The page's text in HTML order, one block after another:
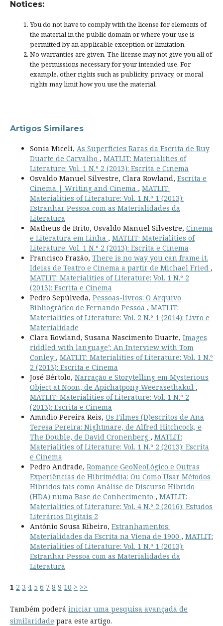
Notices:
You do not have to comply with the license for elements of
the material in the public domain or where your use is
permitted by an applicable exception or limitation.
No warranties are given. The license may not give you all of
the permissions necessary for your intended use. For
example, other rights such as publicity, privacy, or moral
rights may limit how you use the material.
Artigos Similares
Sonia Miceli, As Superfícies Raras da Escrita de Ruy
Duarte de Carvalho , MATLIT: Materialities of
Literature: Vol. 1 N.º 2 (2013): Escrita e Cinema
Osvaldo Manuel Silvestre, Clara Rowland, Escrita e
Cinema | Writing and Cinema , MATLIT:
Materialities of Literature: Vol. 1 N.º 1 (2013):
Estranhar Pessoa com as Materialidades da
Literatura
Matheus de Brito, Osvaldo Manuel Silvestre, Cinema
e Literatura em Linha , MATLIT: Materialities of
Literature: Vol. 1 N.º 2 (2013): Escrita e Cinema
Francisco Frazão, There is no way you can frame it.
Ideias de Teatro e Cinema a partir de Michael Fried ,
MATLIT: Materialities of Literature: Vol. 1 N.º 2
(2013): Escrita e Cinema
Pedro Sepúlveda, Pessoas-livros: O Arquivo
Bibliográfico de Fernando Pessoa , MATLIT:
Materialities of Literature: Vol. 2 N.º 1 (2014): Livro e
Materialidade
Clara Rowland, Susana Nascimento Duarte, Images
riddled with language’: An Interview with Tom
Conley , MATLIT: Materialities of Literature: Vol. 1 N.º
2 (2013): Escrita e Cinema
José Bértolo, Narração e Storytelling em Mysterious
Object at Noon, de Apichatpong Weerasethakul ,
MATLIT: Materialities of Literature: Vol. 1 N.º 2
(2013): Escrita e Cinema
Amndio Pereira Reis, Os Filmes (D)escritos de Ana
Teresa Pereira: Nightmare, de Alfred Hitchcock, e
The Double, de David Cronenberg , MATLIT:
Materialities of Literature: Vol. 1 N.º 2 (2013): Escrita
e Cinema
Pedro Andrade, Romance GeoNeoLógico e Outras
Experiências de Hibrimédia: Ou Como Usar Métodos
Híbridos tais como Análise de Discurso Híbrido
(HDA) numa Base de Conhecimento , MATLIT:
Materialities of Literature: Vol. 4 N.º 2 (2016): Estudos
Literários Digitais 2
António Sousa Ribeiro, Estranhamentos:
Materialidades da Escrita na Viena de 1900 , MATLIT:
Materialities of Literature: Vol. 1 N.º 1 (2013):
Estranhar Pessoa com as Materialidades da
Literatura
1 2 3 4 5 6 7 8 9 10 > >>
Também poderá iniciar uma pesquisa avançada de
similaridade para este artigo.